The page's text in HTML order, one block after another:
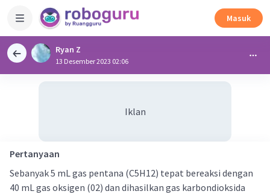
Masuk
Ryan Z
13 Desember 2023 02:06
Iklan
Pertanyaan
Sebanyak 5 mL gas pentana (C5H12) tepat bereaksi dengan
40 mL gas oksigen (02) dan dihasilkan gas karbondioksida